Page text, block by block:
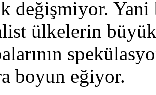
değişmiyor.
ülkelerin
boyun eğiyor.